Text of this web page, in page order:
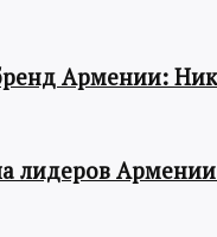
Армении:
лидеров